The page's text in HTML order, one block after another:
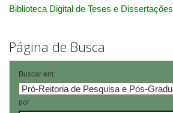
Biblioteca Digital de Teses e Dissertações
Página de Busca
Buscar em:
por